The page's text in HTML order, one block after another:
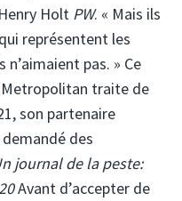
Holt PW. « Mais ils
représentent les
pas. » Ce
Metropolitan traite de
son partenaire
demandé des
journal de la peste:
Avant d’accepter de